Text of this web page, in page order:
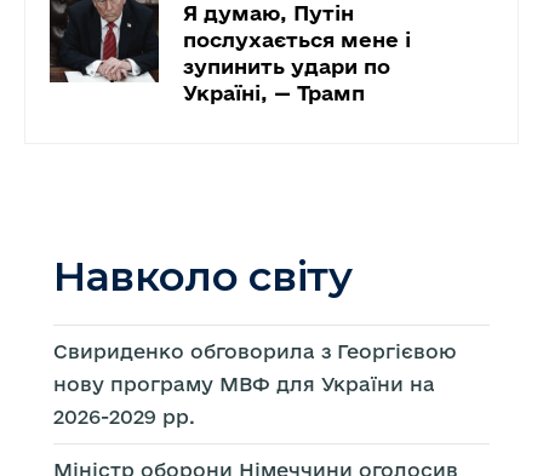
Я думаю, Путін
послухається мене і
зупинить удари по
Україні, — Трамп
Навколо світу
Свириденко обговорила з Георгієвою
нову програму МВФ для України на
2026-2029 рр.
Міністр оборони Німеччини оголосив